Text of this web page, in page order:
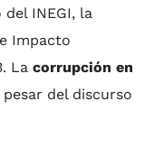
INEGI, la
Impacto
La corrupción en
del discurso